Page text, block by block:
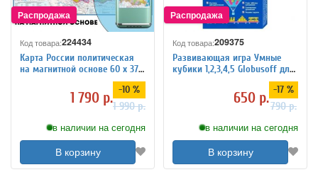
Код товара:224434
Карта России политическая
на магнитной основе 60 х 37.6
1 790 р. -10 %
1 990 р.
в наличии на сегодня
В корзину
Код товара:209375
Развивающая игра Умные
кубики 1,2,3,4,5 Globusoff для
650 р. -17 %
790 р.
в наличии на сегодня
В корзину